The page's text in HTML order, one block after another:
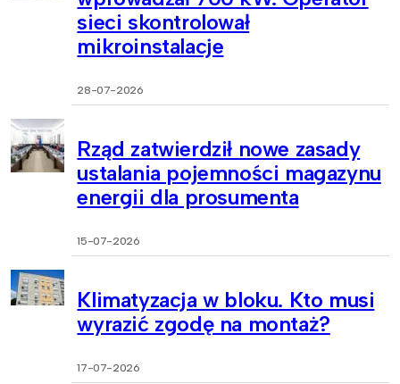
sieci skontrolował
mikroinstalacje
28-07-2026
Rząd zatwierdził nowe zasady
ustalania pojemności magazynu
energii dla prosumenta
15-07-2026
Klimatyzacja w bloku. Kto musi
wyrazić zgodę na montaż?
17-07-2026